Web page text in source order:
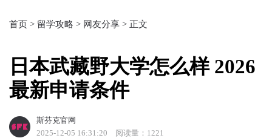
首页 > 留学攻略 > 网友分享 > 正文
日本武藏野大学怎么样 2026
最新申请条件
斯芬克官网
2025-12-05 16:31:20
阅读量：1221